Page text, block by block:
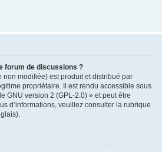
forum de discussions ?
non modifiée) est produit et distribué par
propriétaire. Il est rendu accessible sous
GNU version 2 (GPL-2.0) » et peut être
d’informations, veuillez consulter la rubrique